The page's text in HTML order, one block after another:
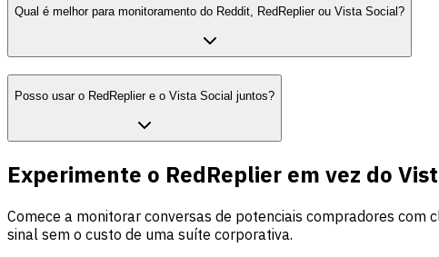
Qual é melhor para monitoramento do Reddit, RedReplier ou Vista Social?
Posso usar o RedReplier e o Vista Social juntos?
Experimente o RedReplier em vez do
Comece a monitorar conversas de potenciais compradores
sinal sem o custo de uma suíte corporativa.